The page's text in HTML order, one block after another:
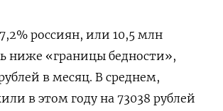
россиян, или 10,5 млн
ниже «границы бедности»,
в месяц. В среднем,
в этом году на 73038 рублей